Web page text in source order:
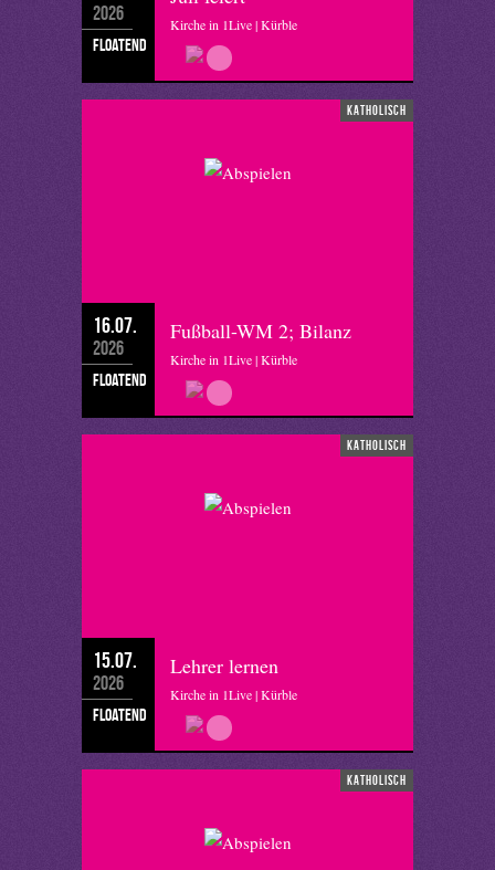
2026
floatend
Kirche in 1Live | Kürble
katholisch
16.07.
2026
floatend
Fußball-WM 2; Bilanz
Kirche in 1Live | Kürble
katholisch
15.07.
2026
floatend
Lehrer lernen
Kirche in 1Live | Kürble
katholisch